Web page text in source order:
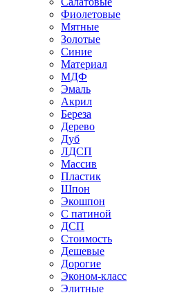
Фиолетовые
Мятные
Золотые
Синие
Материал
МДФ
Эмаль
Акрил
Береза
Дерево
Дуб
ЛДСП
Массив
Пластик
Шпон
Экошпон
С патиной
ДСП
Стоимость
Дешевые
Дорогие
Эконом-класс
Элитные